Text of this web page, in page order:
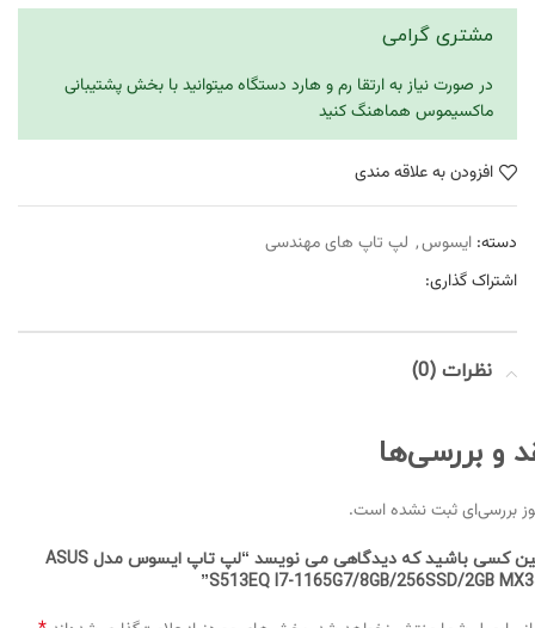
مشتری گرامی
در صورت نیاز به ارتقا رم و هارد دستگاه میتوانید با بخش پشتیبانی
ماکسیموس هماهنگ کنید
افزودن به علاقه مندی
دسته: ایسوس, لپ تاپ های مهندسی
اشتراک گذاری:
نظرات (0)
و بررسی‌ها
بررسی‌ای ثبت نشده است.
اولین کسی باشید که دیدگاهی می نویسد “لپ تاپ ایسوس مدل ASUS
S513EQ I7-1165G7/8GB/256SSD/2GB